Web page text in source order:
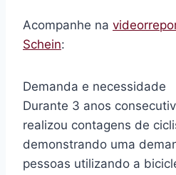
Acompanhe na
Schein:
Demanda e necessidade
Durante 3 anos
realizou contagens de
demonstrando uma
pessoas utilizando a